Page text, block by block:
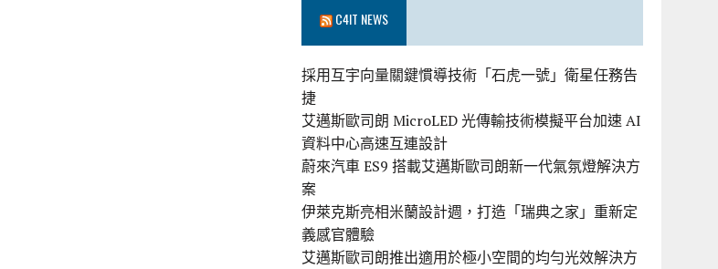
C4IT NEWS
採用互宇向量關鍵慣導技術「石虎一號」衛星任務告
捷
艾邁斯歐司朗 MicroLED 光傳輸技術模擬平台加速 AI
資料中心高速互連設計
蔚來汽車 ES9 搭載艾邁斯歐司朗新一代氣氛燈解決方
案
伊萊克斯亮相米蘭設計週，打造「瑞典之家」重新定
義感官體驗
艾邁斯歐司朗推出適用於極小空間的均勻光效解決方